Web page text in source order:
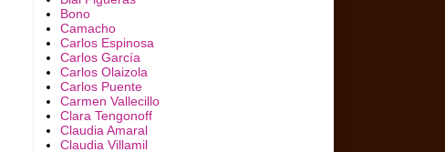
Bono
Camacho
Carlos Espinosa
Carlos García
Carlos Olaizola
Carlos Puente
Carmen Vallecillo
Clara Tengonoff
Claudia Amaral
Claudia Villamil